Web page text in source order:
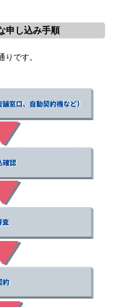
申し込み手順
りです。